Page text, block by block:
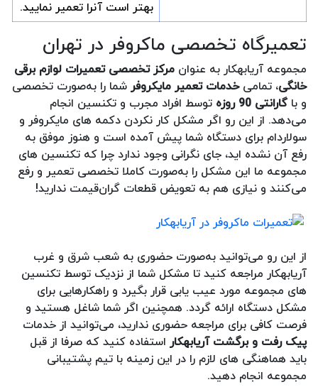
بهتر است آنرا تعمیر نمایید.
تعمیرگاه تخصصی ماکروفر در تهران
مجموعه آریابهکار به عنوان مرکز تخصصی تعمیرات لوازم برقی
خانگی، تمامیخدمات تعمیر مایکروفرشما را به‌صورت تخصصی
و باگارانتی 90 روزه
توسط افراد مجرب و تکنسین انجام
می‌دهد. از این رو اگر مشکل کار نکردن دکمه های مایکروفر و
سولاردام برای دستگاه شما پیش آمده است و هنوز موفق به
رفع آن نشده اید، جای نگرانی وجود ندارد چرا که تکنسین های
مجموعه ما این مشکل را به‌صورت کاملا تخصصی تعمیر و رفع
می‌کنند و نیازی هم به تعویض قطعات گران‌قیمت ندارید!
از این رو می‌توانید به‌صورت حضوری به شعب شرق و غرب
آریابهکار مراجعه کنید تا مشکل شما از نزدیک توسط تکنسین
های مجموعه مورد عیب یابی قرار بگیرد و راهکارهایی برای
مشکل دستگاه ارائه گردد. همچنین اگر شما شاغل هستید و
فرصت کافی برای مراجعه حضوری ندارید، می‌توانید از خدمات
پیک رفت و برگشت آریابهکار استفاده کنید که صرفا از قبل
باید هماهنگی های لازم را در این زمینه با تیم پشتیبانی
مجموعه انجام دهید.